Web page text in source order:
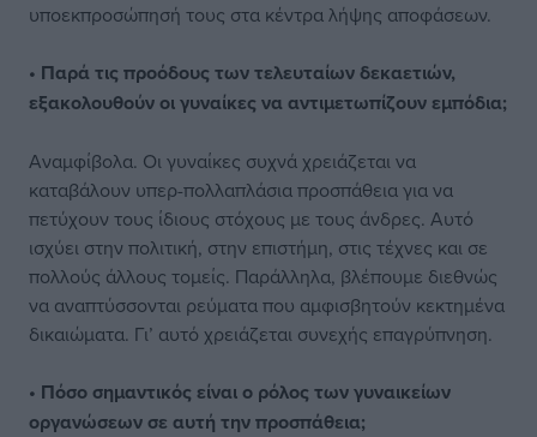
υποεκπροσώπησή τους στα κέντρα λήψης αποφάσεων.
• Παρά τις προόδους των τελευταίων δεκαετιών,
εξακολουθούν οι γυναίκες να αντιμετωπίζουν εμπόδια;
Αναμφίβολα. Οι γυναίκες συχνά χρειάζεται να
καταβάλουν υπερ-πολλαπλάσια προσπάθεια για να
πετύχουν τους ίδιους στόχους με τους άνδρες. Αυτό
ισχύει στην πολιτική, στην επιστήμη, στις τέχνες και σε
πολλούς άλλους τομείς. Παράλληλα, βλέπουμε διεθνώς
να αναπτύσσονται ρεύματα που αμφισβητούν κεκτημένα
δικαιώματα. Γι’ αυτό χρειάζεται συνεχής επαγρύπνηση.
• Πόσο σημαντικός είναι ο ρόλος των γυναικείων
οργανώσεων σε αυτή την προσπάθεια;